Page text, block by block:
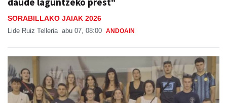
Lide Ruiz Telleria abu 07, 08:00